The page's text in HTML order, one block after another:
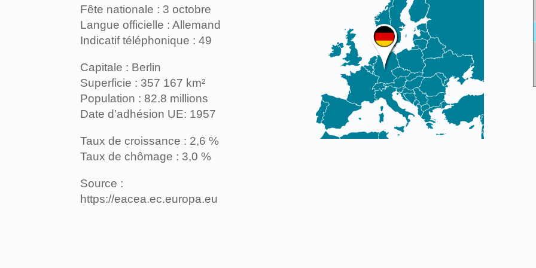
Fête nationale : 3 octobre
Langue officielle : Allemand
Indicatif téléphonique : 49
Capitale : Berlin
Superficie : 357 167 km²
Population : 82.8 millions
Date d’adhésion UE: 1957
Taux de croissance : 2,6 %
Taux de chômage : 3,0 %
Source :
https://eacea.ec.europa.eu